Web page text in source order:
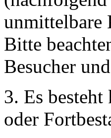
unmittelbare
Bitte
Besucher
3. Es
oder